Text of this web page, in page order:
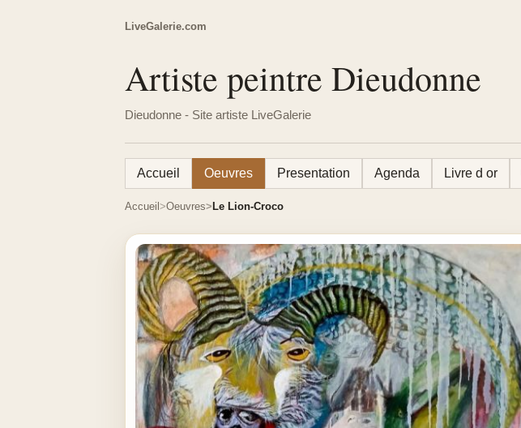
LiveGalerie.com
Artiste peintre Dieudonne
Dieudonne - Site artiste LiveGalerie
Accueil Oeuvres Presentation Agenda Livre d or
Accueil Oeuvres Le Lion-Croco